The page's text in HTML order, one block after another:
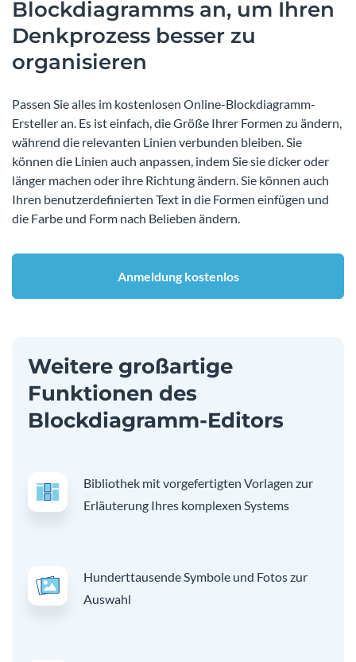
Blockdiagramms an, um Ihren
Denkprozess besser zu
organisieren
Passen Sie alles im kostenlosen Online-Blockdiagramm-
Ersteller an. Es ist einfach, die Größe Ihrer Formen zu ändern,
während die relevanten Linien verbunden bleiben. Sie
können die Linien auch anpassen, indem Sie sie dicker oder
länger machen oder ihre Richtung ändern. Sie können auch
Ihren benutzerdefinierten Text in die Formen einfügen und
die Farbe und Form nach Belieben ändern.
Anmeldung kostenlos
Weitere großartige
Funktionen des
Blockdiagramm-Editors
Bibliothek mit vorgefertigten Vorlagen zur
Erläuterung Ihres komplexen Systems
Hunderttausende Symbole und Fotos zur
Auswahl